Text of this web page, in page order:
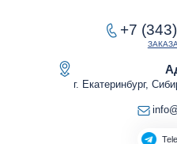
+7
г. Екатеринбург,